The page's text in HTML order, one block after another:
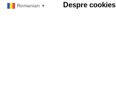
Despre cookies
Romanian ▼